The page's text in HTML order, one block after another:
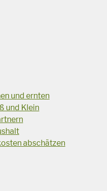
und ernten
und Klein
abschätzen